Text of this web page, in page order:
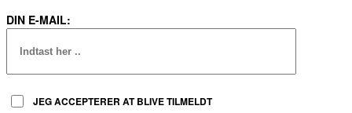
DIN E-MAIL:
JEG ACCEPTERER AT BLIVE TILMELDT